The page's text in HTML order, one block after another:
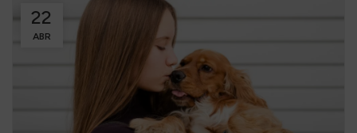
22
ABR